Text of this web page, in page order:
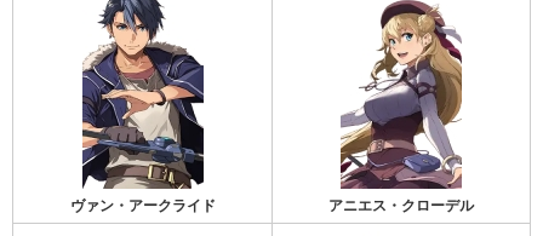
ヴァン・アークライド アニエス・クローデル